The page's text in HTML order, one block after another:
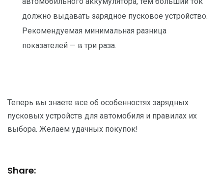
должно выдавать зарядное пусковое устройство.
Рекомендуемая минимальная разница
показателей — в три раза.
Теперь вы знаете все об особенностях зарядных
пусковых устройств для автомобиля и правилах их
выбора. Желаем удачных покупок!
Share: